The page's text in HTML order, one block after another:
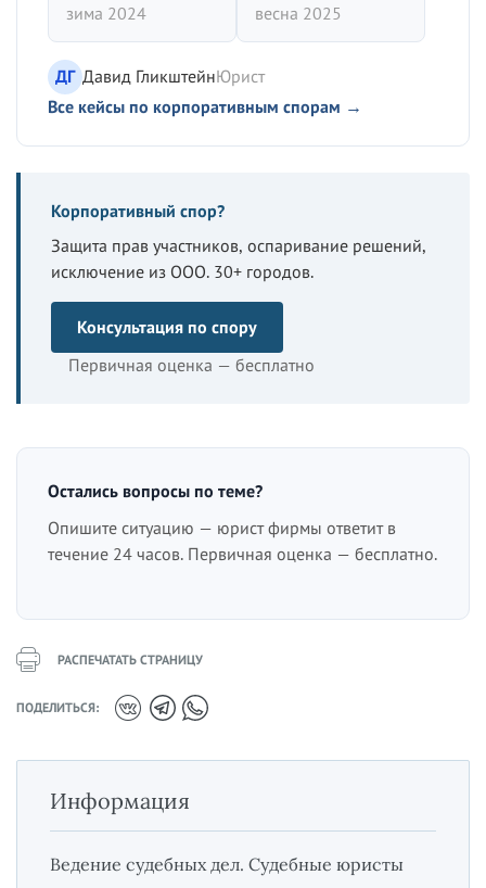
зима 2024
весна 2025
ДГ Давид ГликштейнЮрист
Все кейсы по корпоративным спорам →
Корпоративный спор?
Защита прав участников, оспаривание решений,
исключение из ООО. 30+ городов.
Консультация по спору
Первичная оценка — бесплатно
Остались вопросы по теме?
Опишите ситуацию — юрист фирмы ответит в
течение 24 часов. Первичная оценка — бесплатно.
РАСПЕЧАТАТЬ СТРАНИЦУ
ПОДЕЛИТЬСЯ:
Информация
Ведение судебных дел. Судебные юристы